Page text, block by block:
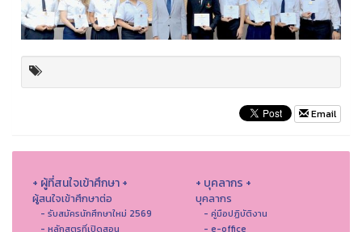
Email
+ ผู้ที่สนใจเข้าศึกษา +
ผู้สนใจเข้าศึกษาต่อ
- รับสมัครนักศึกษาใหม่ 2569
- หลักสูตรที่เปิดสอน
+ บุคลากร +
บุคลากร
- คู่มือปฏิบัติงาน
- e-office